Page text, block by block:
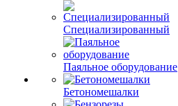
Специализированный
Паяльное оборудование
Бетономешалки